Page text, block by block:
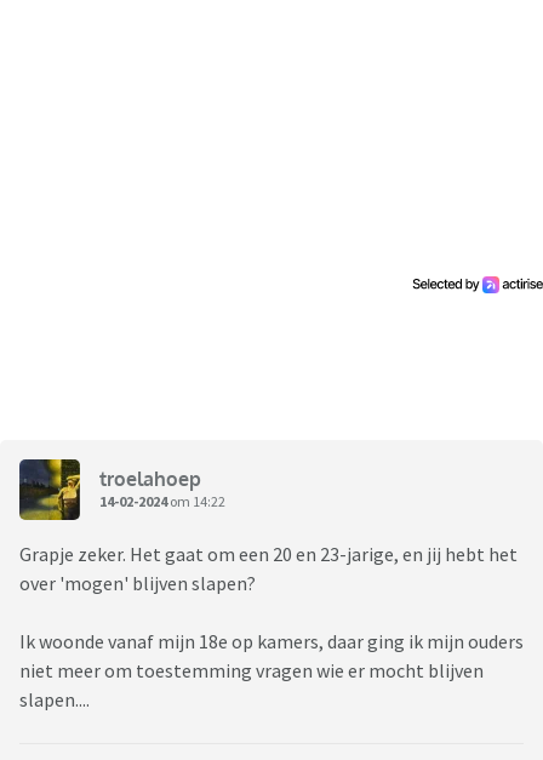
troelahoep
14-02-2024om 14:22
Grapje zeker. Het gaat om een 20 en 23-jarige, en jij hebt het
over 'mogen' blijven slapen?
Ik woonde vanaf mijn 18e op kamers, daar ging ik mijn ouders
niet meer om toestemming vragen wie er mocht blijven
slapen....